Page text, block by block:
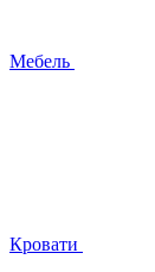
Мебель
Кровати